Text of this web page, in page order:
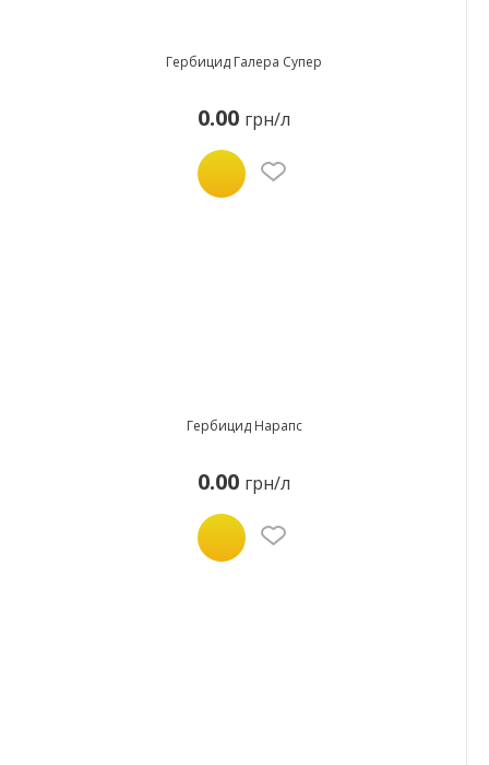
Гербицид Галера Супер
0.00 грн/л
Гербицид Нарапс
0.00 грн/л